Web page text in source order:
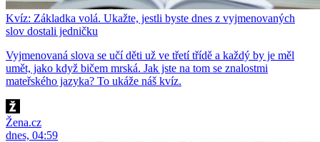
Kvíz: Základka volá. Ukažte, jestli byste dnes z vyjmenovaných
slov dostali jedničku
Vyjmenovaná slova se učí děti už ve třetí třídě a každý by je měl
umět, jako když bičem mrská. Jak jste na tom se znalostmi
mateřského jazyka? To ukáže náš kvíz.
Žena.cz
dnes, 04:59